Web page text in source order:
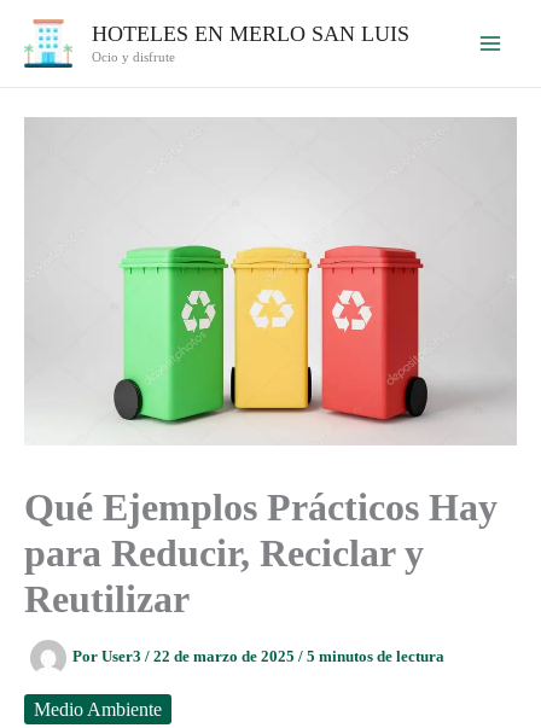
HOTELES EN MERLO SAN LUIS
Ocio y disfrute
Qué Ejemplos Prácticos Hay
para Reducir, Reciclar y
Reutilizar
Por User3 / 22 de marzo de 2025 / 5 minutos de lectura
Medio Ambiente